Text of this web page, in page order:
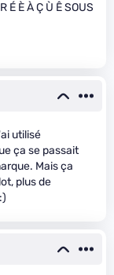
É È À Ç Ù Ê SOUS
utilisé
ça se passait
Mais ça
plus de